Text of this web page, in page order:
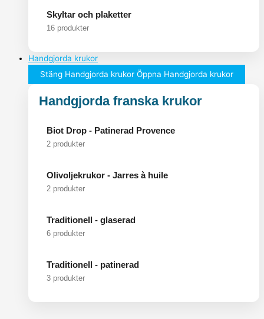
Skyltar och plaketter
16 produkter
Handgjorda krukor
Stäng Handgjorda krukor Öppna Handgjorda krukor
Handgjorda franska krukor
Biot Drop - Patinerad Provence
2 produkter
Olivoljekrukor - Jarres à huile
2 produkter
Traditionell - glaserad
6 produkter
Traditionell - patinerad
3 produkter